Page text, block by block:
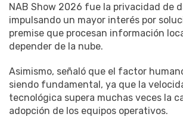
NAB Show 2026 fue la privacidad de
impulsando un mayor interés por
premise que procesan información
depender de la nube.
Asimismo, señaló que el factor
siendo fundamental, ya que la
tecnológica supera muchas veces la
adopción de los equipos operativos.